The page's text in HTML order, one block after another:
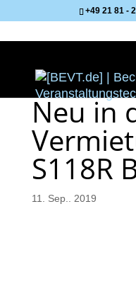
+49 21 81 -
Neu in
S118R
11. Sep.. 2019